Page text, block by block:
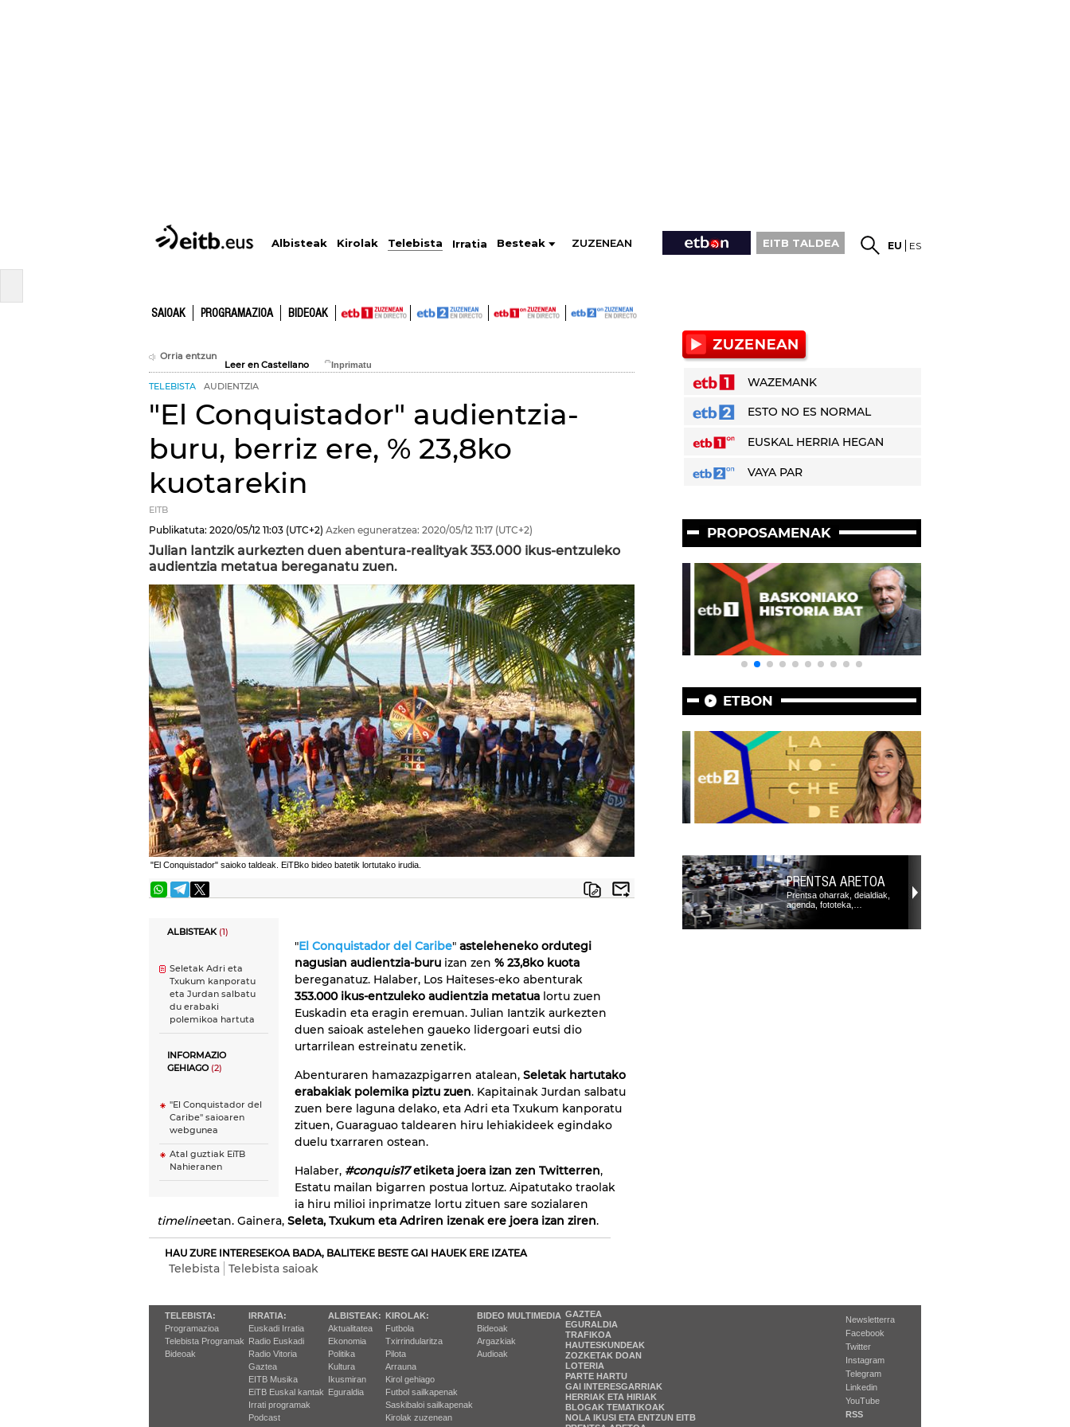
Albisteak Kirolak Telebista Irratia Besteak ZUZENEAN EITB TALDEA EU ES
SAIOAK PROGRAMAZIOA BIDEOAK
Orria entzun
Leer en Castellano
TELEBISTA AUDIENTZIA
"El Conquistador" audientzia-
buru, berriz ere, % 23,8ko
kuotarekin
EITB
Publikatuta: 2020/05/12 11:03 (UTC+2) Azken eguneratzea: 2020/05/12 11:17 (UTC+2)
Julian Iantzik aurkezten duen abentura-realityak 353.000 ikus-entzuleko
audientzia metatua bereganatu zuen.
"El Conquistador" saioko taldeak. EiTBko bideo batetik lortutako irudia.
ALBISTEAK(1)
Seletak Adri eta
Txukum kanporatu
eta Jurdan salbatu
du erabaki
polemikoa hartuta
INFORMAZIO
GEHIAGO(2)
"El Conquistador del
Caribe" saioaren
webgunea
Atal guztiak EiTB
Nahieranen
"El Conquistador del Caribe" asteleheneko ordutegi
nagusian audientzia-buru izan zen % 23,8ko kuota
bereganatuz. Halaber, Los Haiteses-eko abenturak
353.000 ikus-entzuleko audientzia metatua lortu zuen
Euskadin eta eragin eremuan. Julian Iantzik aurkezten
duen saioak astelehen gaueko lidergoari eutsi dio
urtarrilean estreinatu zenetik.
Abenturaren hamazazpigarren atalean, Seletak hartutako
erabakiak polemika piztu zuen. Kapitainak Jurdan salbatu
zuen bere laguna delako, eta Adri eta Txukum kanporatu
zituen, Guaraguao taldearen hiru lehiakideek egindako
duelu txarraren ostean.
Halaber, #conquis17etiketa joera izan zen Twitterren,
Estatu mailan bigarren postua lortuz. Aipatutako traolak
ia hiru milioi inprimatze lortu zituen sare sozialaren
timelineetan. Gainera, Seleta, Txukum eta Adriren izenak ere joera izan ziren.
HAU ZURE INTERESEKOA BADA, BALITEKE BESTE GAI HAUEK ERE IZATEA
Telebista Telebista saioak
WAZEMANK
ESTO NO ES NORMAL
EUSKAL HERRIA HEGAN
VAYA PAR
PROPOSAMENAK
ETBON
PRENTSA ARETOA
Prentsa oharrak, deialdiak,
agenda, fototeka,…
TELEBISTA:
Programazioa
Telebista Programak
Bideoak
IRRATIA:
Euskadi Irratia
Radio Euskadi
Radio Vitoria
Gaztea
EITB Musika
EiTB Euskal kantak
Irrati programak
Podcast
ALBISTEAK:
Aktualitatea
Ekonomia
Politika
Kultura
Ikusmiran
Eguraldia
KIROLAK:
Futbola
Txirrindularitza
Pilota
Arrauna
Kirol gehiago
Futbol sailkapenak
Saskibaloi sailkapenak
Kirolak zuzenean
BIDEO MULTIMEDIA
Bideoak
Argazkiak
Audioak
GAZTEA
EGURALDIA
TRAFIKOA
HAUTESKUNDEAK
ZOZKETAK DOAN
LOTERIA
PARTE HARTU
GAI INTERESGARRIAK
HERRIAK ETA HIRIAK
BLOGAK TEMATIKOAK
NOLA IKUSI ETA ENTZUN EITB
Newsletterra
Facebook
Twitter
Instagram
Telegram
Linkedin
YouTube
RSS